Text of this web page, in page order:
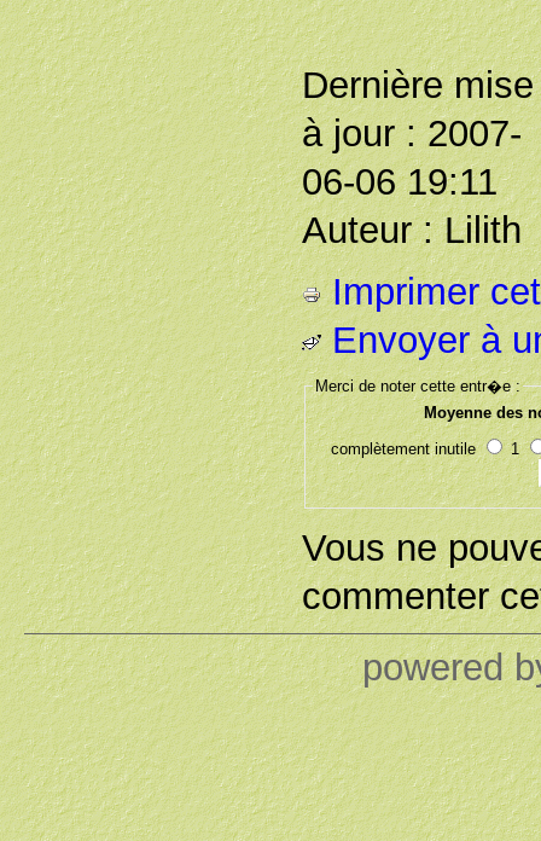
Dernière mise
à jour : 2007-
06-06 19:11
Auteur : Lilith
Imprimer
Envoyer à
Merci de noter cette entr�e :
Moyenne des
complètement inutile 1
Vous ne
commenter
powered